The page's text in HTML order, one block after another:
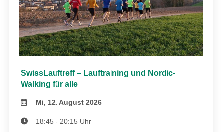
SwissLauftreff – Lauftraining und Nordic-
Walking für alle
Mi, 12. August 2026
18:45 - 20:15 Uhr